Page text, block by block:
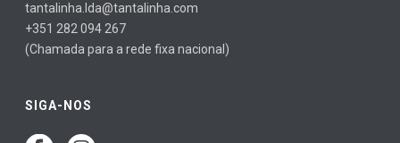
tantalinha.lda@tantalinha.com
+351 282 094 267
(Chamada para a rede fixa nacional)
SIGA-NOS